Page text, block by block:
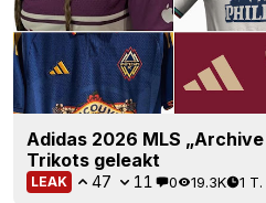
Adidas 2026 MLS
Trikots geleakt
LEAK 47 11 0 19.3K 1 T.